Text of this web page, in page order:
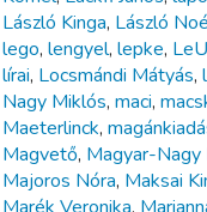
László Kinga, László
lego, lengyel, lepke,
lírai, Locsmándi Mátyás,
Nagy Miklós, maci,
Maeterlinck,
Magvető, Magyar-Nagy
Majoros Nóra, Maksai